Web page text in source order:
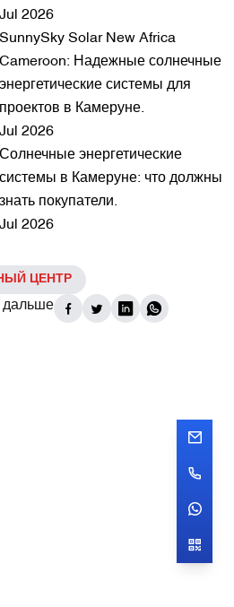
Jul 2026
SunnySky Solar New Africa
Cameroon: Надежные солнечные
энергетические системы для
проектов в Камеруне.
Jul 2026
Солнечные энергетические
системы в Камеруне: что должны
знать покупатели.
Jul 2026
ЦЕНТР
дальше